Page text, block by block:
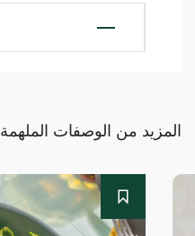
المزيد من الوصفات الملهمة